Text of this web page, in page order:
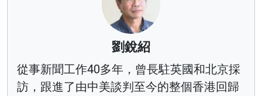
劉銳紹
從事新聞工作40多年，曾長駐英國和北京採
訪，跟進了由中美談判至今的整個香港回歸